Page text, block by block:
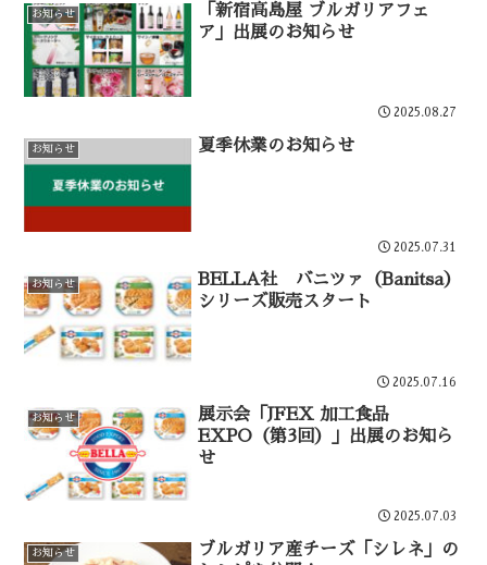
お知らせ
「新宿高島屋 ブルガリアフェ
ア」出展のお知らせ
2025.08.27
お知らせ 夏季休業のお知らせ
2025.07.31
お知らせ
BELLA社 バニツァ（Banitsa）
シリーズ販売スタート
2025.07.16
お知らせ
展示会「JFEX 加工食品
EXPO（第3回）」出展のお知ら
せ
2025.07.03
お知らせ
ブルガリア産チーズ「シレネ」の